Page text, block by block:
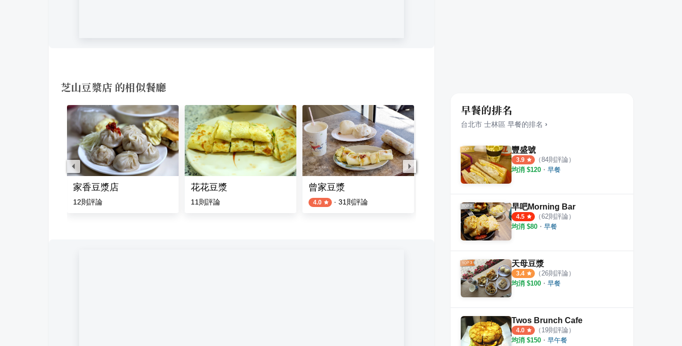
芝山豆漿店 的相似餐廳
家香豆漿店
12則評論
花花豆漿
11 則評論
曾家豆漿
4.0 · 31 則評論 則評論 5.0
早餐的排名
台北市 士林區 早餐的排名 ›
豐盛號
3.9 （84則評論）
均消 $120 ・ 早餐
早吧Morning Bar
4.5 （62則評論）
均消 $80 ・ 早餐
天母豆漿
3.4 （ 26則評論）
均消 $100 ・ 早餐
Twos Brunch Cafe
4.0 （ 19則評論）
均消 $150 ・ 早午餐